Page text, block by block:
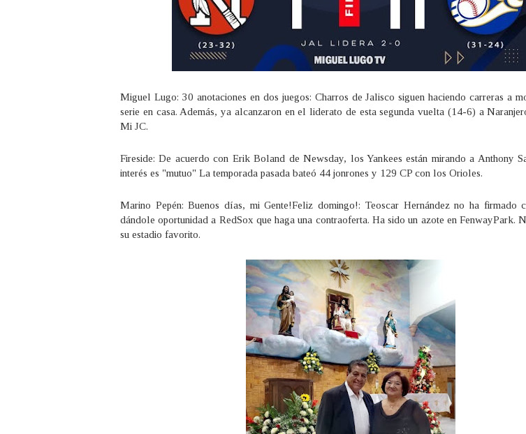
Miguel Lugo: 30 anotaciones en dos juegos: Charros de Jalisco siguen haciendo carreras a
serie en casa. Además, ya alcanzaron en el liderato de esta segunda vuelta (14-6) a
Mi JC.
Fireside: De acuerdo con Erik Boland de Newsday, los Yankees están mirando a Anthony
interés es "mutuo" La temporada pasada bateó 44 jonrones y 129 CP con los Orioles.
Marino Pepén: Buenos días, mi Gente!Feliz domingo!: Teoscar Hernández no ha firmado
dándole oportunidad a RedSox que haga una contraoferta. Ha sido un azote en FenwayPark.
su estadio favorito.